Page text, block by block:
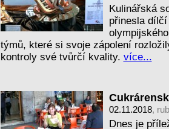
Kulinářská
přinesla
týmů, které si svoje zápolení
kontroly své tvůrčí kvality. více...
02.11.2018,
Dnes je